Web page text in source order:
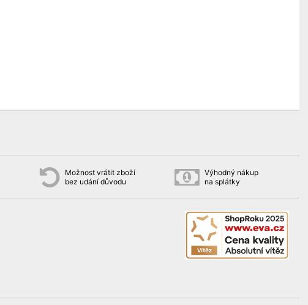
Možnost vrátit zboží
bez udání důvodu
Výhodný nákup
na splátky